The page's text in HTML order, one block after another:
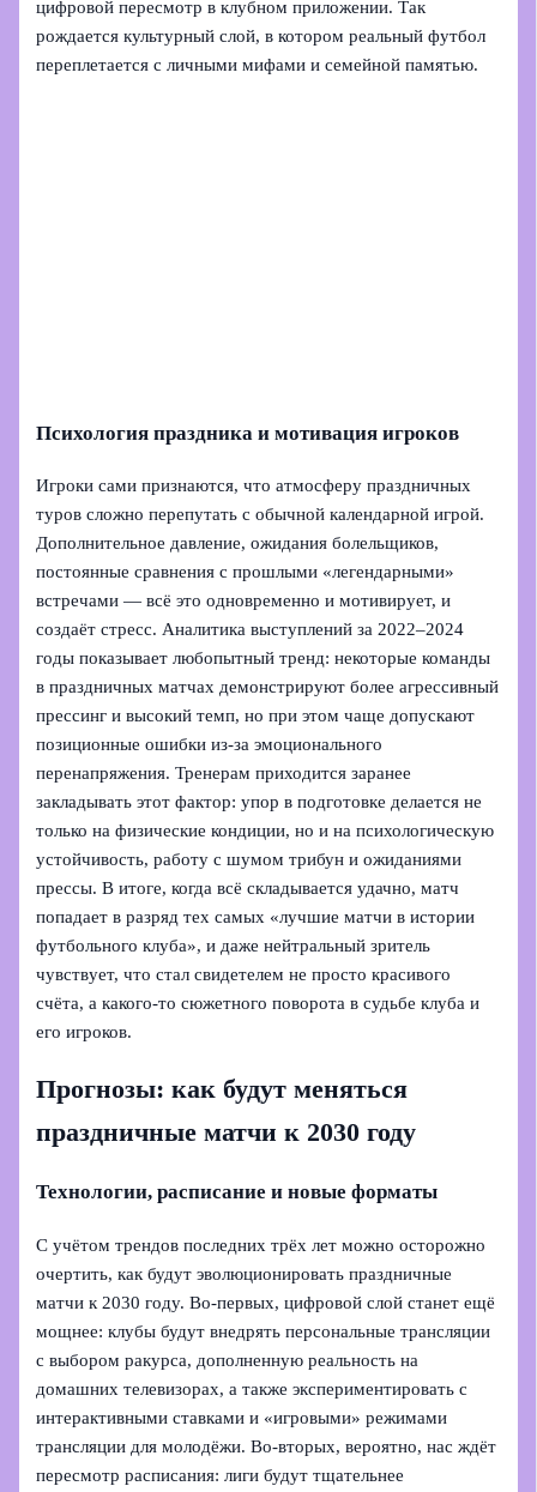
цифровой пересмотр в клубном приложении. Так
рождается культурный слой, в котором реальный футбол
переплетается с личными мифами и семейной памятью.
Психология праздника и мотивация игроков
Игроки сами признаются, что атмосферу праздничных
туров сложно перепутать с обычной календарной игрой.
Дополнительное давление, ожидания болельщиков,
постоянные сравнения с прошлыми «легендарными»
встречами — всё это одновременно и мотивирует, и
создаёт стресс. Аналитика выступлений за 2022–2024
годы показывает любопытный тренд: некоторые команды
в праздничных матчах демонстрируют более агрессивный
прессинг и высокий темп, но при этом чаще допускают
позиционные ошибки из‑за эмоционального
перенапряжения. Тренерам приходится заранее
закладывать этот фактор: упор в подготовке делается не
только на физические кондиции, но и на психологическую
устойчивость, работу с шумом трибун и ожиданиями
прессы. В итоге, когда всё складывается удачно, матч
попадает в разряд тех самых «лучшие матчи в истории
футбольного клуба», и даже нейтральный зритель
чувствует, что стал свидетелем не просто красивого
счёта, а какого‑то сюжетного поворота в судьбе клуба и
его игроков.
Прогнозы: как будут меняться
праздничные матчи к 2030 году
Технологии, расписание и новые форматы
С учётом трендов последних трёх лет можно осторожно
очертить, как будут эволюционировать праздничные
матчи к 2030 году. Во‑первых, цифровой слой станет ещё
мощнее: клубы будут внедрять персональные трансляции
с выбором ракурса, дополненную реальность на
домашних телевизорах, а также экспериментировать с
интерактивными ставками и «игровыми» режимами
трансляции для молодёжи. Во‑вторых, вероятно, нас ждёт
пересмотр расписания: лиги будут тщательнее